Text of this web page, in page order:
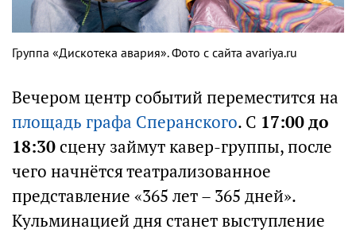
Группа «Дискотека авария». Фото с сайта avariya.ru
Вечером центр событий переместится на
площадь графа Сперанского. С 17:00 до
18:30сцену займут кавер-группы, после
чего начнётся театрализованное
представление «365 лет – 365 дней».
Кульминацией дня станет выступление